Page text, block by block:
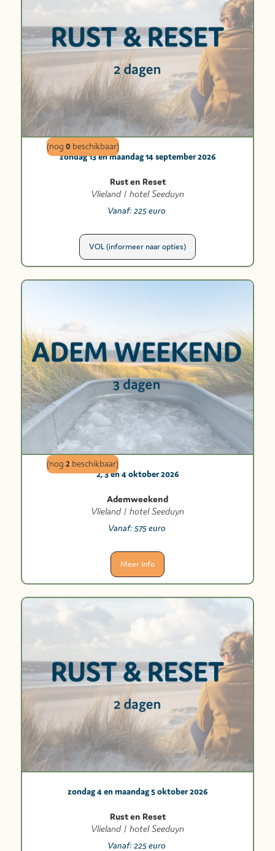
(nog 0 beschikbaar)
zondag 13 en maandag 14 september 2026
Rust en Reset
Vlieland | hotel Seeduyn
Vanaf:225 euro
VOL (informeer naar opties)
(nog 2 beschikbaar)
2, 3 en 4 oktober 2026
Ademweekend
Vlieland | hotel Seeduyn
Vanaf: 575 euro
Meer info
zondag 4 en maandag 5 oktober 2026
Rust en Reset
Vlieland | hotel Seeduyn
Vanaf:225 euro